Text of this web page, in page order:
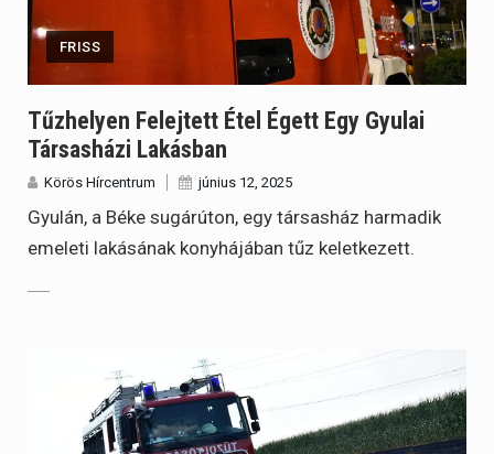
FRISS
Tűzhelyen Felejtett Étel Égett Egy Gyulai
Társasházi Lakásban
Körös Hírcentrum június 12, 2025
Gyulán, a Béke sugárúton, egy társasház harmadik
emeleti lakásának konyhájában tűz keletkezett.